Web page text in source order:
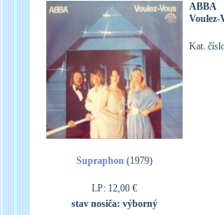
Supraphon(1979)
LP: 12,00 €
stav nosiča: výborný
ABBA
Voulez-
Kat.